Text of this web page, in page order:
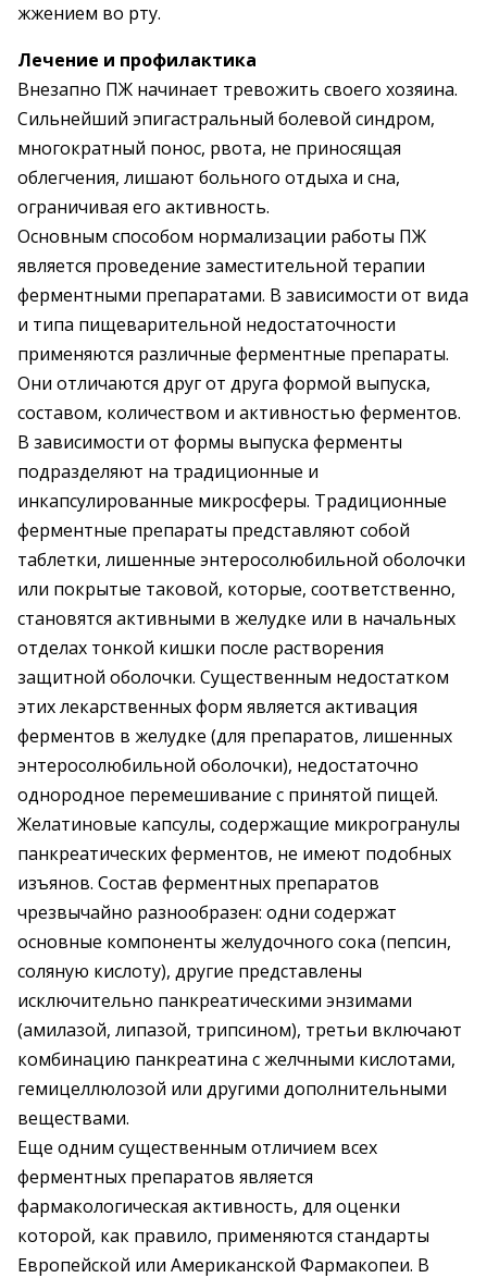
жжением во рту.
Лечение и профилактика
Внезапно ПЖ начинает тревожить своего хозяина.
Сильнейший эпигастральный болевой синдром,
многократный понос, рвота, не приносящая
облегчения, лишают больного отдыха и сна,
ограничивая его активность.
Основным способом нормализации работы ПЖ
является проведение заместительной терапии
ферментными препаратами. В зависимости от вида
и типа пищеварительной недостаточности
применяются различные ферментные препараты.
Они отличаются друг от друга формой выпуска,
составом, количеством и активностью ферментов.
В зависимости от формы выпуска ферменты
подразделяют на традиционные и
инкапсулированные микросферы. Традиционные
ферментные препараты представляют собой
таблетки, лишенные энтеросолюбильной оболочки
или покрытые таковой, которые, соответственно,
становятся активными в желудке или в начальных
отделах тонкой кишки после растворения
защитной оболочки. Существенным недостатком
этих лекарственных форм является активация
ферментов в желудке (для препаратов, лишенных
энтеросолюбильной оболочки), недостаточно
однородное перемешивание с принятой пищей.
Желатиновые капсулы, содержащие микрогранулы
панкреатических ферментов, не имеют подобных
изъянов. Состав ферментных препаратов
чрезвычайно разнообразен: одни содержат
основные компоненты желудочного сока (пепсин,
соляную кислоту), другие представлены
исключительно панкреатическими энзимами
(амилазой, липазой, трипсином), третьи включают
комбинацию панкреатина с желчными кислотами,
гемицеллюлозой или другими дополнительными
веществами.
Еще одним существенным отличием всех
ферментных препаратов является
фармакологическая активность, для оценки
которой, как правило, применяются стандарты
Европейской или Американской Фармакопеи. В